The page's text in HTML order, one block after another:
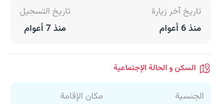
تاريخ آخر زيارة
منذ 6 أعوام
تاريخ التسجيل
منذ 7 أعوام
السكن و الحالة الإجتماعية
الجنسية
مكان الإقامة